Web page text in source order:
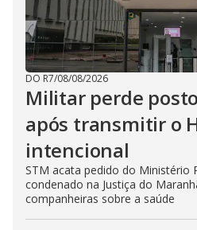
DO R7/08/08/2026
Militar perde
após transmitir o
intencional
STM acata pedido do Ministério
condenado na Justiça do
companheiras sobre a saúde